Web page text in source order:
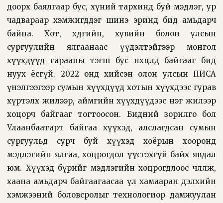
доорх баялгаар бус, хүний тархинд буй мэдлэг, ур
чадвараар хэмжигддэг шинэ эринд бид амьдарч
байна. Хот, хөдөөгийн, хувийн болон улсын
сургуулийн ялгаанаас үүдэлтэйгээр монгол
хүүхдүүд гарааны тэгш бус нөхцөлд байгааг бид
нуух ёсгүй. 2022 онд хийсэн олон улсын ПИСА
үнэлгээгээр сумын хүүхдүүд хотын хүүхдээс гурав
хүртэлх жилээр, аймгийн хүүхдүүдээс нэг жилээр
хоцорч байгааг тогтоосон. Бидний зорилго бол
Улаанбаатарт байгаа хүүхэд, алслагдсан сумын
сургуульд сурч буй хүүхэд хоёрын хооронд
мэдлэгийн ялгаа, хоцрогдол үүсгэхгүй байх явдал
юм. Хүүхэд бүрийг мэдлэгийн хоцрогдлоос чөлөөлж,
хаана амьдарч байгаагаасаа үл хамааран дэлхийн
хэмжээний боловсролыг технологиор дамжуулан